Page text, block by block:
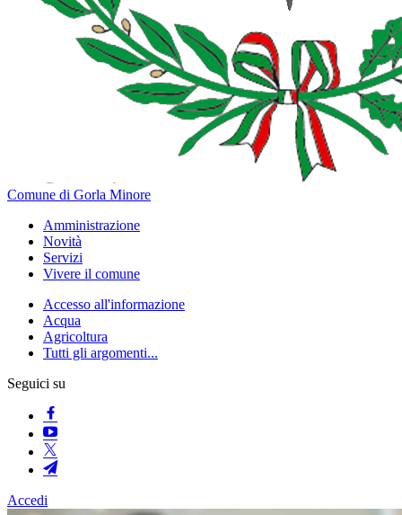
Comune di Gorla Minore
Amministrazione
Novità
Servizi
Vivere il comune
Accesso all'informazione
Acqua
Agricoltura
Tutti gli argomenti...
Seguici su
Accedi